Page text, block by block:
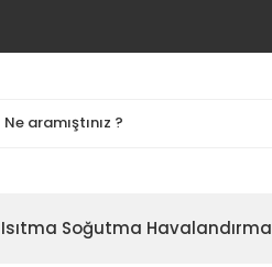
Isıtma Soğutma Havalandırma